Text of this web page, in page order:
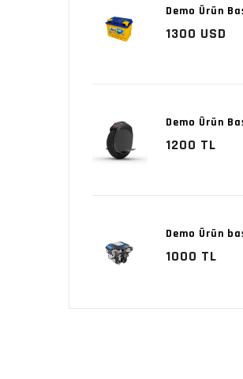
Demo Ürün
1300 USD
Demo Ürün
1200 TL
Demo Ürün
1000 TL